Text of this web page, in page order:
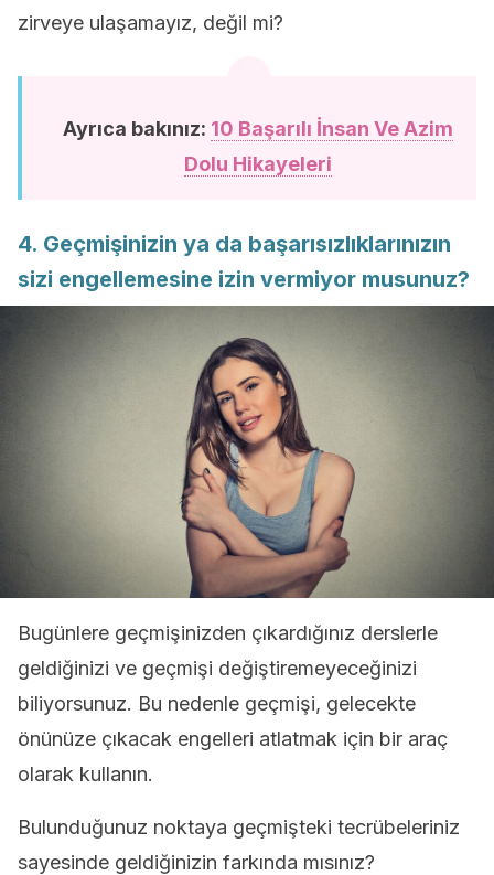
zirveye ulaşamayız, değil mi?
Ayrıca bakınız: 10 Başarılı İnsan Ve Azim
Dolu Hikayeleri
4. Geçmişinizin ya da başarısızlıklarınızın
sizi engellemesine izin vermiyor musunuz?
Bugünlere geçmişinizden çıkardığınız derslerle
geldiğinizi ve geçmişi değiştiremeyeceğinizi
biliyorsunuz. Bu nedenle geçmişi, gelecekte
önünüze çıkacak engelleri atlatmak için bir araç
olarak kullanın.
Bulunduğunuz noktaya geçmişteki tecrübeleriniz
sayesinde geldiğinizin farkında mısınız?